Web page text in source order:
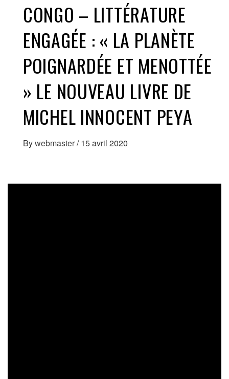
CONGO – LITTÉRATURE
ENGAGÉE : « LA PLANÈTE
POIGNARDÉE ET MENOTTÉE
» LE NOUVEAU LIVRE DE
MICHEL INNOCENT PEYA
Bywebmaster/ 15 avril 2020